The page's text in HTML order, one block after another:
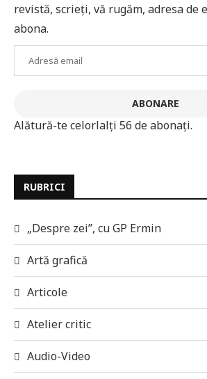
revistă, scrieți, vă rugăm, adresa de
abona.
ABONARE
Alătură-te celorlalți 56 de abonați.
RUBRICI
„Despre zei”, cu GP Ermin
Artă grafică
Articole
Atelier critic
Audio-Video